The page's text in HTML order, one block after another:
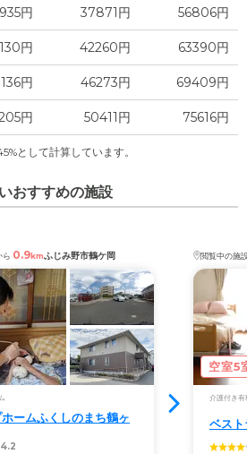
円 37871円 56806円
円 42260円 63390円
円 46273円 69409円
円 50411円 75616円
として計算しています。
おすすめの施設
ら 0.9kmふじみ野市鶴ケ岡
ームふくしのまち鶴ヶ
4.2
閲覧中の施
空室5
介護付き有
ベス